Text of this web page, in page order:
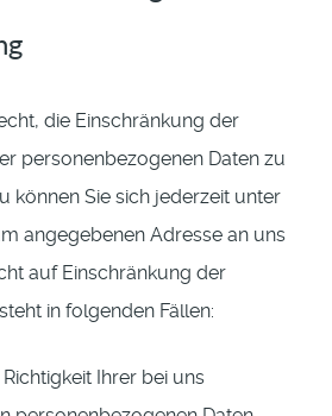
die Einschränkung der
personenbezogenen Daten zu
können Sie sich jederzeit unter
angegebenen Adresse an uns
auf Einschränkung der
in folgenden Fällen:
Ihrer bei uns